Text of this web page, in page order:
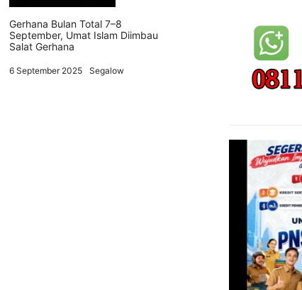
Gerhana Bulan Total 7–8
September, Umat Islam Diimbau
Salat Gerhana
6 September 2025 Segalow